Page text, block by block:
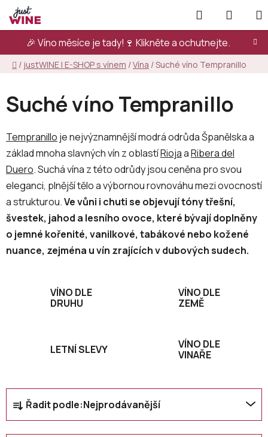
Přejít
na
obsah
🎉 Víno měsíce je tady!🍷 Klikněte a ochutnejte.
Hledat
KOŠÍK
Domů
/ justWINE | E-SHOP s vínem /Vína /Suché víno Tempranillo
Suché víno Tempranillo
Tempranillo je nejvýznamnější modrá odrůda Španělska a
základ mnoha slavných vín z oblastíRiojaaRibera del
Duero. Suchá vína z této odrůdy jsou ceněna pro svou
eleganci, plnější tělo a výbornou rovnováhu mezi ovocností
a strukturou.Ve vůni i chuti se objevují tóny třešní,
švestek, jahod a lesního ovoce, které bývají doplněny
o jemné kořenité, vanilkové, tabákové nebo kožené
nuance, zejména u vín zrajících v dubových sudech.
VÍNO DLE
DRUHU
VÍNO DLE
ZEMĚ
LETNÍ SLEVY
VÍNO DLE
VINAŘE
Ř
a
z
Řadit podle:Nejprodávanější